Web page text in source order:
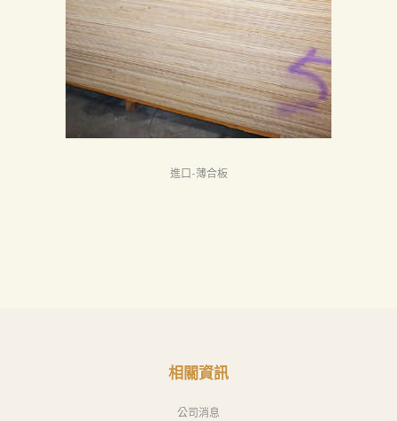
進口-薄合板
相關資訊
公司消息